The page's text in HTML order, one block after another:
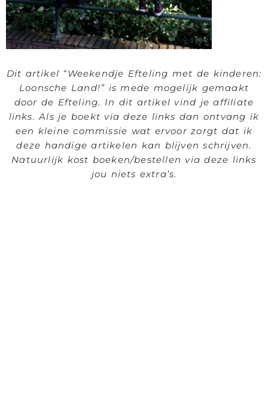
Dit artikel “Weekendje Efteling met de kinderen:
Loonsche Land!” is mede mogelijk gemaakt
door de Efteling. In dit artikel vind je affiliate
links. Als je boekt via deze links dan ontvang ik
een kleine commissie wat ervoor zorgt dat ik
deze handige artikelen kan blijven schrijven.
Natuurlijk kost boeken/bestellen via deze links
jou niets extra’s.